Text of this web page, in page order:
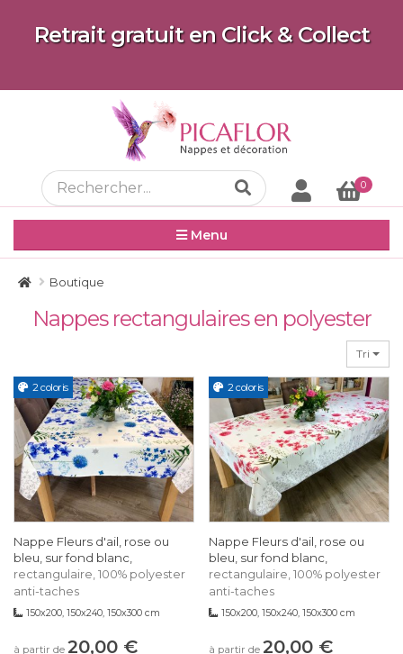
Retrait gratuit en Click & Collect
0
Menu
Boutique
Nappes rectangulaires en polyester
Tri
2 coloris
Nappe Fleurs d'ail, rose ou
bleu, sur fond blanc,
rectangulaire, 100% polyester
anti-taches
150x200, 150x240, 150x300 cm
à partir de 20,00 €
2 coloris
Nappe Fleurs d'ail, rose ou
bleu, sur fond blanc,
rectangulaire, 100% polyester
anti-taches
150x200, 150x240, 150x300 cm
à partir de 20,00 €